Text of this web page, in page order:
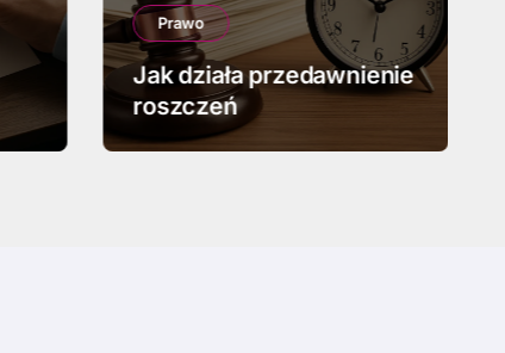
Prawo
Jak działa przedawnienie
roszczeń